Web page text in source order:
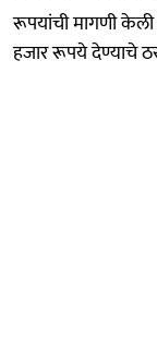
रूपयांची मागणी
हजार रूपये देण्याचे